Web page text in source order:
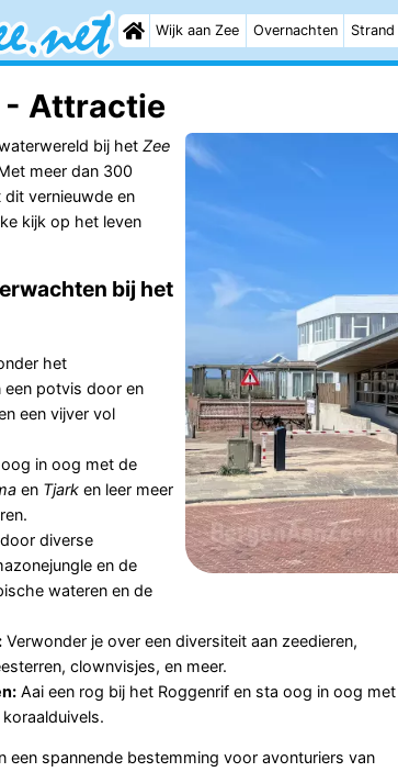
Wijk aan Zee Overnachten Strand
- Attractie
bij het Zee
meer dan 300
vernieuwde en
kijk op het leven
bij het
het
een potvis door en
een vijver vol
in oog met de
en Tjarken leer meer
diverse
en de
wateren en de
Verwonder je over een diversiteit aan zeedieren,
clownvisjes, en meer.
Aai een rog bij het Roggenrif en sta oog in oog met
een spannende bestemming voor avonturiers van